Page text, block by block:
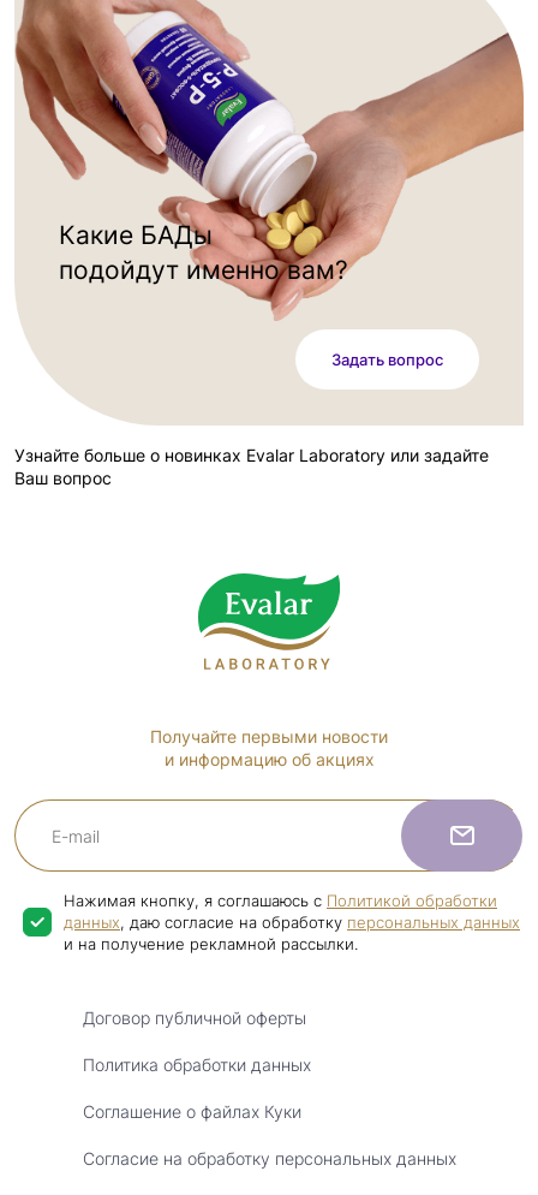
Какие БАДы
подойдут именно вам?
Задать вопрос
Узнайте больше о новинках Evalar Laboratory или задайте
Ваш вопрос
Получайте первыми новости
и информацию об акциях
Нажимая кнопку, я соглашаюсь с Политикой обработки
данных, даю согласие на обработку персональных данных
и на получение рекламной рассылки.
Договор публичной оферты
Политика обработки данных
Соглашение о файлах Куки
Согласие на обработку персональных данных